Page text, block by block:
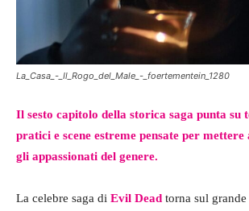
La_Casa_-_Il_Rogo_del_Male_-_foertementein_1280
Il sesto capitolo della storica saga punta su
pratici e scene estreme pensate per
gli appassionati del genere.
La celebre saga di Evil Dead torna sul